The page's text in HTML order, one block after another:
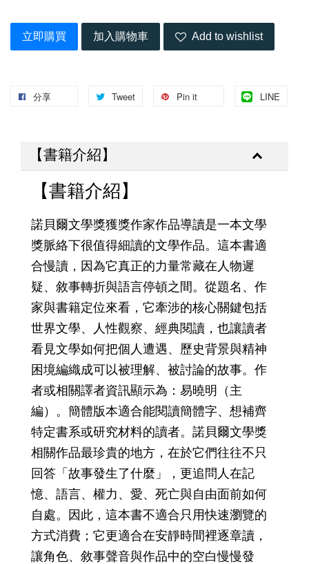
立即購買 加入購物車 Add to wishlist
分享 Tweet Pin it LINE
【書籍介紹】
【書籍介紹】
諾貝爾文學獎獲獎作家作品導讀是一本文學
獎脈絡下很值得細讀的文學作品。這本書適
合慢讀，因為它真正的力量常藏在人物遲
疑、敘事轉折與語言停頓之間。從題名、作
家與書籍定位來看，它牽涉的核心關鍵包括
世界文學、人性觀察、經典閱讀，也讓讀者
看見文學如何把個人遭遇、歷史背景與精神
困境編織成可以被理解、被討論的故事。作
者或相關譯者資訊顯示為：易曉明（主
編）。簡體版本適合能閱讀簡體字、想補齊
特定書系或研究材料的讀者。諾貝爾文學獎
相關作品最珍貴的地方，在於它們往往不只
回答「故事發生了什麼」，更追問人在記
憶、語言、權力、愛、死亡與自由面前如何
自處。因此，這本書不適合只用快速瀏覽的
方式消費；它更適合在安靜時間裡逐章讀，
讓角色、敘事聲音與作品中的空白慢慢發